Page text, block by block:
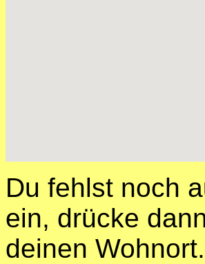
Du fehlst noch
ein, drücke
deinen Wohnort.